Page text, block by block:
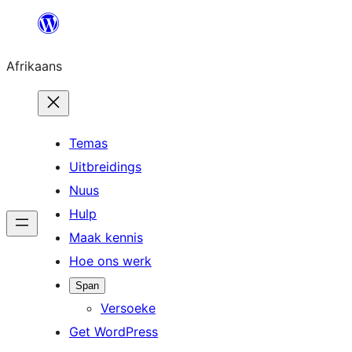
content
Afrikaans
Temas
Uitbreidings
Nuus
Hulp
Maak kennis
Hoe ons werk
Span
Versoeke
Get WordPress